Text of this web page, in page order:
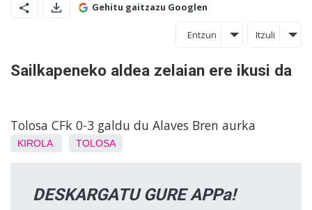
Gehitu gaitzazu Googlen
Entzun Itzuli
Sailkapeneko aldea zelaian ere ikusi da
Tolosa CFk 0-3 galdu du Alaves Bren aurka
KIROLA TOLOSA
DESKARGATU GURE APPa!